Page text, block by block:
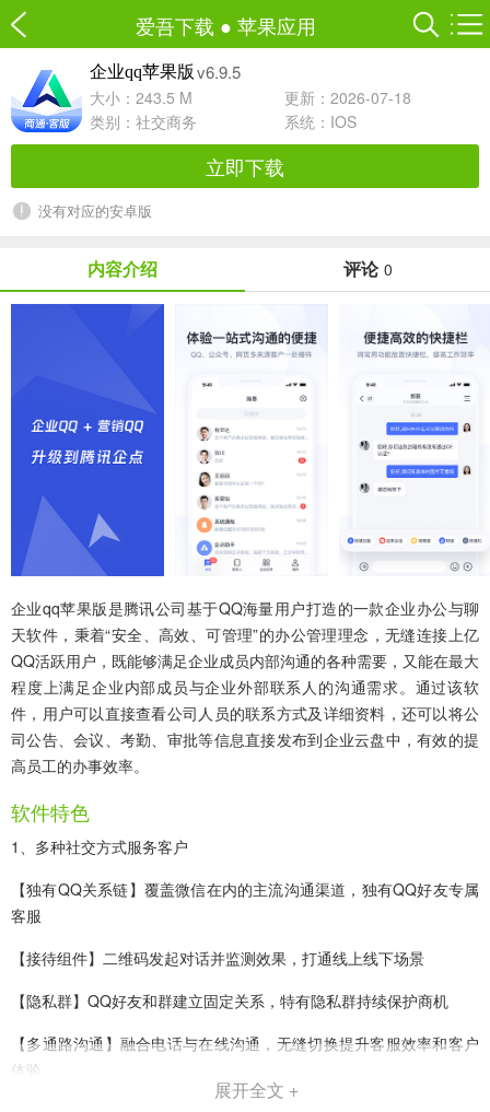
爱吾下载 ● 苹果应用
企业qq苹果版 v6.9.5
大小：243.5 M
更新：2026-07-18
类别： 社交商务 系统：IOS
立即下载
没有对应的安卓版
内容介绍 评论 0
企业qq苹果版是腾讯公司基于QQ海量用户打造的一款企业办公与聊
天软件，秉着“安全、高效、可管理”的办公管理理念，无缝连接上亿
QQ活跃用户，既能够满足企业成员内部沟通的各种需要，又能在最大
程度上满足企业内部成员与企业外部联系人的沟通需求。通过该软
件，用户可以直接查看公司人员的联系方式及详细资料，还可以将公
司公告、会议、考勤、审批等信息直接发布到企业云盘中，有效的提
高员工的办事效率。
软件特色
1、多种社交方式服务客户
【独有QQ关系链】覆盖微信在内的主流沟通渠道，独有QQ好友专属
客服
【接待组件】二维码发起对话并监测效果，打通线上线下场景
【隐私群】QQ好友和群建立固定关系，特有隐私群持续保护商机
【多通路沟通】融合电话与在线沟通，无缝切换提升客服效率和客户
体验
展开全文 +